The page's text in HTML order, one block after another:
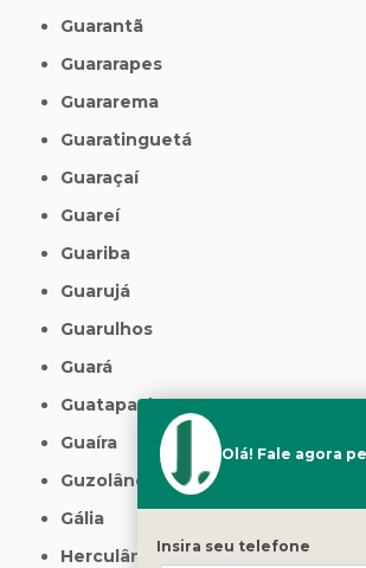
Guarantã
Guararapes
Guararema
Guaratinguetá
Guaraçaí
Guareí
Guariba
Guarujá
Guarulhos
Guará
Guatapará
Guaíra
Guzolândia
Gália
Herculândia
Olá! Fale agora
Insira seu telefone